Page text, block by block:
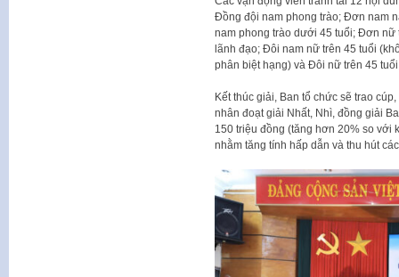
Đồng đội nam phong trào; Đơn nam
nam phong trào dưới 45 tuổi; Đơn
lãnh đạo; Đôi nam nữ trên 45 tuổi
phân biệt hạng) và Đôi nữ trên 45
Kết thúc giải, Ban tổ chức sẽ trao
nhân đoạt giải Nhất, Nhì, đồng giải
150 triệu đồng (tăng hơn 20% so với
nhằm tăng tính hấp dẫn và thu hút